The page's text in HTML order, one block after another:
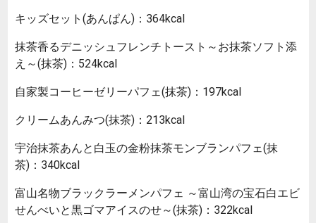
キッズセット(あんぱん)：364kcal
抹茶香るデニッシュフレンチトースト～お抹茶ソフト添
え～(抹茶)：524kcal
自家製コーヒーゼリーパフェ(抹茶)：197kcal
クリームあんみつ(抹茶)：213kcal
宇治抹茶あんと白玉の金粉抹茶モンブランパフェ(抹
茶)：340kcal
富山名物ブラックラーメンパフェ ～富山湾の宝石白エビ
せんべいと黒ゴマアイスのせ～(抹茶)：322kcal